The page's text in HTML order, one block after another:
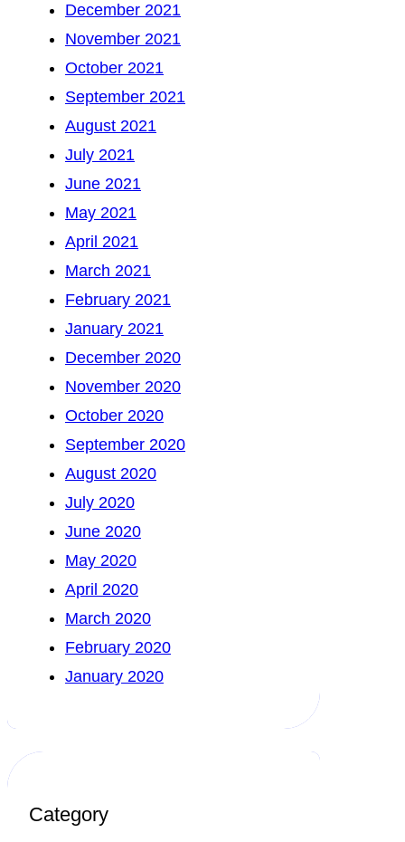
December 2021
November 2021
October 2021
September 2021
August 2021
July 2021
June 2021
May 2021
April 2021
March 2021
February 2021
January 2021
December 2020
November 2020
October 2020
September 2020
August 2020
July 2020
June 2020
May 2020
April 2020
March 2020
February 2020
January 2020
Category